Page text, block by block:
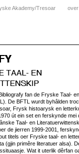
Akademy/Tresoar
fan de Fryske Taal- en
De BFTL wurdt byhâlden
Frysk histoarysk en
út ein set en ferskynde mei
Taal- en
de jierren 1999-2001,
titels oer Fryske taal- en
(gjin primêre literatuer alsa).
Wat it uterlik dêrfan